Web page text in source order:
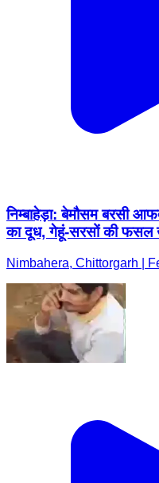
निम्बाहेड़ा: बेमौसम बरसी
का दूध, गेहूं-सरसों की फसल
Nimbahera, Chittorgarh |